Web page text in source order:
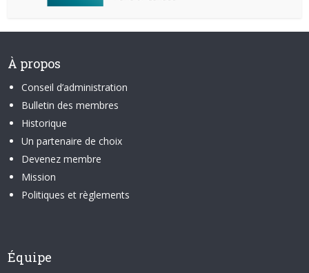
À propos
Conseil d’administration
Bulletin des membres
Historique
Un partenaire de choix
Devenez membre
Mission
Politiques et règlements
Équipe